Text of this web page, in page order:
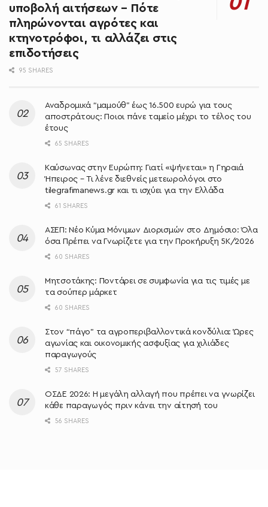
υποβολή αιτήσεων – Πότε
πληρώνονται αγρότες και
κτηνοτρόφοι, τι αλλάζει στις
επιδοτήσεις
95 SHARES
Αναδρομικά “μαμούθ” έως 16.500 ευρώ για τους
αποστράτους: Ποιοι πάνε ταμείο μέχρι το τέλος του
έτους
65 SHARES
Καύσωνας στην Ευρώπη: Γιατί «ψήνεται» η Γηραιά
Ήπειρος – Τι λένε διεθνείς μετεωρολόγοι στο
tilegrafimanews.gr και τι ισχύει για την Ελλάδα
61 SHARES
ΑΣΕΠ: Νέο Κύμα Μόνιμων Διορισμών στο Δημόσιο: Όλα
όσα Πρέπει να Γνωρίζετε για την Προκήρυξη 5Κ/2026
60 SHARES
Μητσοτάκης: Ποντάρει σε συμφωνία για τις τιμές με
τα σούπερ μάρκετ
60 SHARES
Στον “πάγο” τα αγροπεριβαλλοντικά κονδύλια: Ώρες
αγωνίας και οικονομικής ασφυξίας για χιλιάδες
παραγωγούς
57 SHARES
ΟΣΔΕ 2026: Η μεγάλη αλλαγή που πρέπει να γνωρίζει
κάθε παραγωγός πριν κάνει την αίτησή του
56 SHARES